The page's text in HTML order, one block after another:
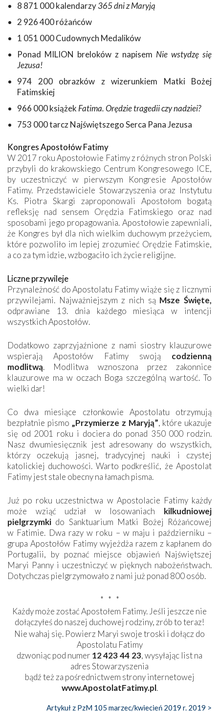
8 871 000 kalendarzy365 dni z Maryją
2 926 400 różańców
1 051 000 Cudownych Medalików
Ponad MILION breloków z napisem Nie wstydzę się
Jezusa!
974 200 obrazków z wizerunkiem Matki Bożej
Fatimskiej
966 000 książekFatima. Orędzie tragedii czy nadziei?
753 000 tarcz Najświętszego Serca Pana Jezusa
Kongres Apostołów Fatimy
W 2017 roku Apostołowie Fatimy z różnych stron Polski
przybyli do krakowskiego Centrum Kongresowego ICE,
by uczestniczyć w pierwszym Kongresie Apostołów
Fatimy. Przedstawiciele Stowarzyszenia oraz Instytutu
Ks. Piotra Skargi zaproponowali Apostołom bogatą
refleksję nad sensem Orędzia Fatimskiego oraz nad
sposobami jego propagowania. Apostołowie zapewniali,
że Kongres był dla nich wielkim duchowym przeżyciem,
które pozwoliło im lepiej zrozumieć Orędzie Fatimskie,
a co za tym idzie, wzbogaciło ich życie religijne.
Liczne przywileje
Przynależność do Apostolatu Fatimy wiąże się z licznymi
przywilejami. Najważniejszym z nich są Msze Święte,
odprawiane 13. dnia każdego miesiąca w intencji
wszystkich Apostołów.
Dodatkowo zaprzyjaźnione z nami siostry klauzurowe
wspierają Apostołów Fatimy swoją codzienną
modlitwą. Modlitwa wznoszona przez zakonnice
klauzurowe ma w oczach Boga szczególną wartość. To
wielki dar!
Co dwa miesiące członkowie Apostolatu otrzymują
bezpłatnie pismo „Przymierze z Maryją”, które ukazuje
się od 2001 roku i dociera do ponad 350 000 rodzin.
Nasz dwumiesięcznik jest adresowany do wszystkich,
którzy oczekują jasnej, tradycyjnej nauki i czystej
katolickiej duchowości. Warto podkreślić, że Apostolat
Fatimy jest stale obecny na łamach pisma.
Już po roku uczestnictwa w Apostolacie Fatimy każdy
może wziąć udział w losowaniach kilkudniowej
pielgrzymki do Sanktuarium Matki Bożej Różańcowej
w Fatimie. Dwa razy w roku – w maju i październiku –
grupa Apostołów Fatimy wyjeżdża razem z kapłanem do
Portugalii, by poznać miejsce objawień Najświętszej
Maryi Panny i uczestniczyć w pięknych nabożeństwach.
Dotychczas pielgrzymowało z nami już ponad 800 osób.
* * *
Każdy może zostać Apostołem Fatimy. Jeśli jeszcze nie
dołączyłeś do naszej duchowej rodziny, zrób to teraz!
Nie wahaj się. Powierz Maryi swoje troski i dołącz do
Apostolatu Fatimy
dzwoniąc pod numer 12 42344 23, wysyłając list na
adres Stowarzyszenia
bądź też za pośrednictwem strony internetowej
www.ApostolatFatimy.pl.
Artykuł z PzM 105 marzec/kwiecień 2019 r. 2019 >